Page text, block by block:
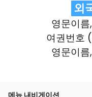
외
영문이
여권번호
영문이